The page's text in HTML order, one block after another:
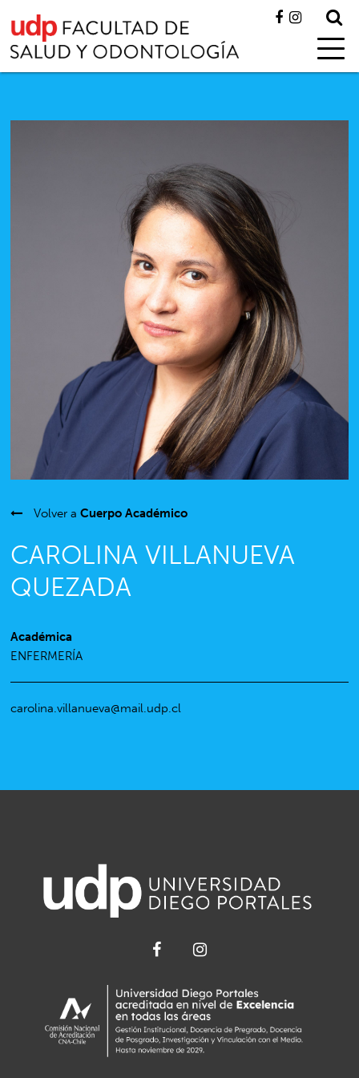
Volver aCuerpo Académico
CAROLINA VILLANUEVA
QUEZADA
Académica
ENFERMERÍA
carolina.villanueva@mail.udp.cl